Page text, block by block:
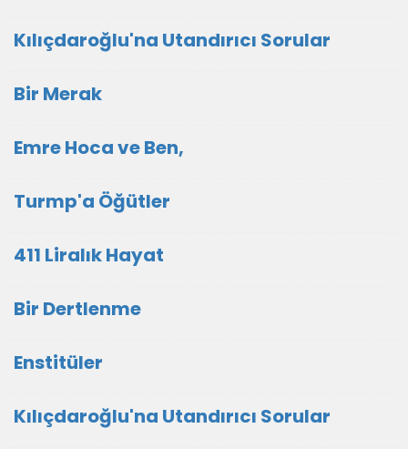
Kılıçdaroğlu'na Utandırıcı Sorular
Bir Merak
Emre Hoca ve Ben,
Turmp'a Öğütler
411 Liralık Hayat
Bir Dertlenme
Enstitüler
Kılıçdaroğlu'na Utandırıcı Sorular